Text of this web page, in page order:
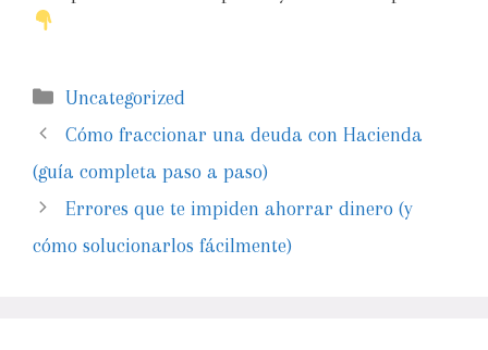
Uncategorized
Cómo fraccionar una deuda con Hacienda
(guía completa paso a paso)
Errores que te impiden ahorrar dinero (y
cómo solucionarlos fácilmente)